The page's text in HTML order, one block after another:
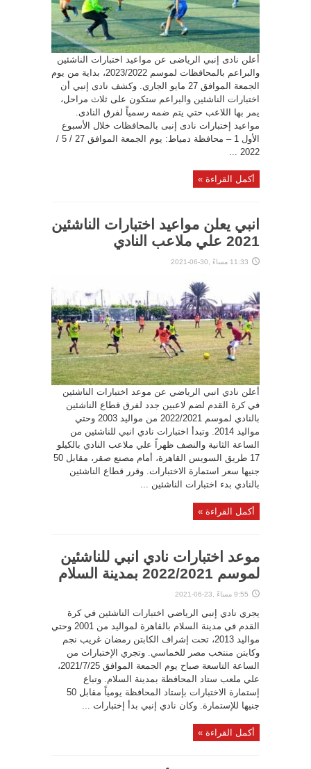
أعلن نادى إنبي الرياضى عن مواعيد اختبارات الناشئين
والبراعم بالمحافظات لموسم 2023/2022، بداية من يوم
الجمعة الموافق 27 مايو الجاري. وكشف نادى إنبي أن
اختبارات الناشئين والبراعم ستكون على ثلاث مراحل،
يمر بها اللاعب حتي يتم ضمه رسمياً لفرق النادى.
مواعيد إختبارات نادى إنبى بالمحافظات خلال الأسبوع
الأول 1 – محافظة دمياط: يوم الجمعة الموافق 27 / 5 /
2022 ...
أكمل القراءة »
انبي يعلن مواعيد اختبارات الناشئين
2021 علي ملاعب النادي
11:33 مساءً ,30-06-2021
أعلن نادي انبي الرياضي عن موعد اختبارات الناشئين
في كرة القدم لضم لاعبين جدد لفرق قطاع الناشئين
بالنادي لموسم 2022/2021 من مواليد 2003 وحتي
مواليد 2014. وتبدأ اختبارات نادي انبي للناشئين من
الساعة الثانية والنصف ظهراً علي ملاعب النادي بالكيلو
17 طريق السويس القاهرة، أمام مصنع صقر، مقابل 50
جنيها سعر استمارة الاختبارات. وقرر قطاع الناشئين
بالنادي بدء اختبارات الناشئين ...
أكمل القراءة »
موعد اختبارات نادي انبي للناشئين
لموسم 2022/2021 بمدينة السلام
9:55 مساءً ,23-06-2021
يجري نادي إنبي الرياضي اختبارات الناشئين في كرة
القدم في مدينة السلام بالقاهرة لمواليد من 2001 وحتي
مواليد 2013، تحت إشراف الكابتن رمضان غريب نجم
وكابتن منتخب مصر للخماسي. وتجري الإختبارات من
الساعة التاسعة صباح يوم الجمعة الموافق 2021/7/25،
علي ملعب ستاد المحافظة بمدينة السلام. وتباع
إستمارة الاختبارات بإستاد المحافظة يومياً مقابل 50
جنيها للإستمارة. وكان نادي إنبي بدأ إختبارات ...
أكمل القراءة »